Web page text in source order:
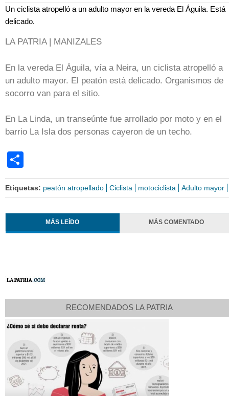
Un ciclista atropelló a un adulto mayor en la vereda El Águila. Está
delicado.
LA PATRIA | MANIZALES
En la vereda El Águila, vía a Neira, un ciclista atropelló a
un adulto mayor. El peatón está delicado. Organismos de
socorro van para el sitio.
En La Linda, un transeúnte fue arrollado por moto y en el
barrio La Isla dos personas cayeron de un techo.
Etiquetas: peatón atropellado Ciclista motociclista Adulto mayor
MÁS LEÍDO MÁS COMENTADO
RECOMENDADOS LA PATRIA